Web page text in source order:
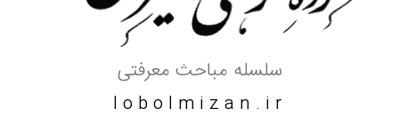
سلسله مباحث معرفتی
lobolmizan.ir